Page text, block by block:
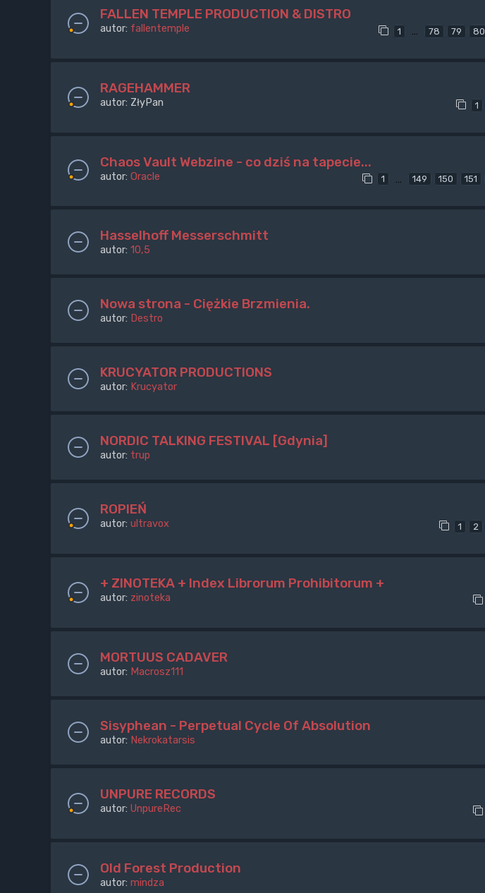
FALLEN TEMPLE PRODUCTION & DISTRO
autor: fallentemple 1 … 78 79 80
RAGEHAMMER
autor: ZłyPan 1
Chaos Vault Webzine - co dziś na tapecie...
autor: Oracle 1 … 149 150 151
Hasselhoff Messerschmitt
autor: 10,5
Nowa strona - Ciężkie Brzmienia.
autor: Destro
KRUCYATOR PRODUCTIONS
autor: Krucyator
NORDIC TALKING FESTIVAL [Gdynia]
autor: trup
ROPIEŃ
autor: ultravox 1 2
+ ZINOTEKA + Index Librorum Prohibitorum +
autor: zinoteka
MORTUUS CADAVER
autor: Macrosz111
Sisyphean - Perpetual Cycle Of Absolution
autor: Nekrokatarsis
UNPURE RECORDS
autor: UnpureRec
Old Forest Production
autor: mindza